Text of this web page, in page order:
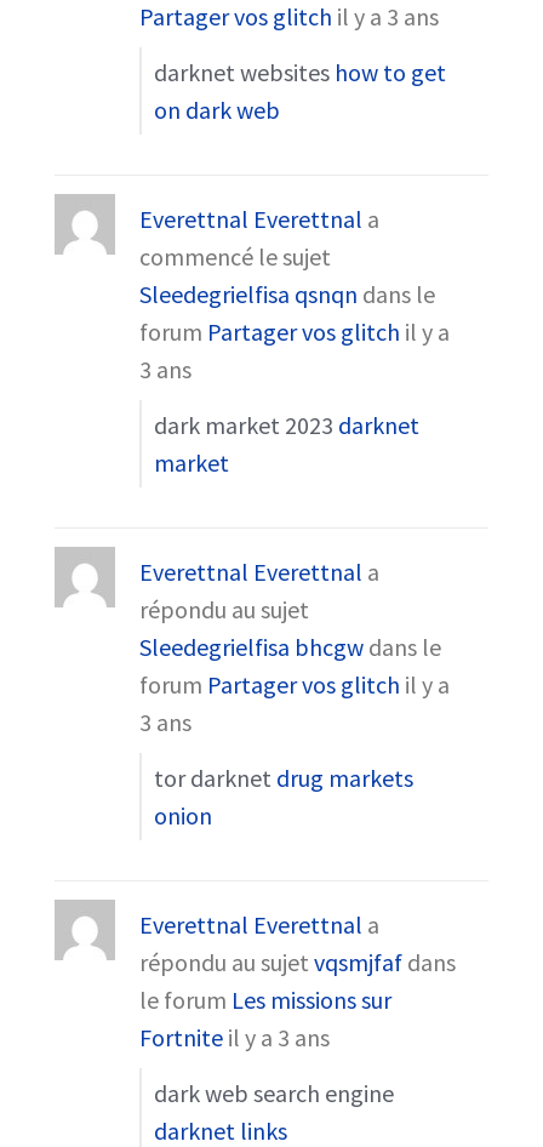
Partager vos glitch il y a 3 ans
darknet websites how to get
on dark web
Everettnal Everettnal a
commencé le sujet
Sleedegrielfisa qsnqn dans le
forum Partager vos glitch il y a
3 ans
dark market 2023 darknet
market
Everettnal Everettnal a
répondu au sujet
Sleedegrielfisa bhcgw dans le
forum Partager vos glitch il y a
3 ans
tor darknet drug markets
onion
Everettnal Everettnal a
répondu au sujetvqsmjfaf dans
le forum Les missions sur
Fortnite il y a 3 ans
dark web search engine
darknet links